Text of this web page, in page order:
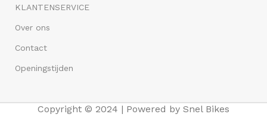
KLANTENSERVICE
Over ons
Contact
Openingstijden
Copyright © 2024 | Powered by Snel Bikes